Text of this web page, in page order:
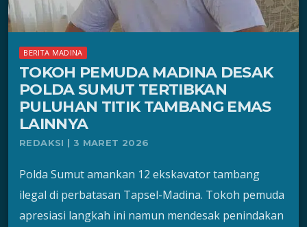
BERITA MADINA
TOKOH PEMUDA MADINA DESAK
POLDA SUMUT TERTIBKAN
PULUHAN TITIK TAMBANG EMAS
LAINNYA
REDAKSI | 3 MARET 2026
Polda Sumut amankan 12 ekskavator tambang
ilegal di perbatasan Tapsel-Madina. Tokoh pemuda
apresiasi langkah ini namun mendesak penindakan